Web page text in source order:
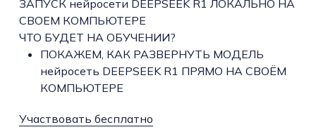
ЗАПУСК нейросети DEEPSEEK R1 ЛОКАЛЬНО НА
СВОЕМ КОМПЬЮТЕРЕ
ЧТО БУДЕТ НА ОБУЧЕНИИ?
ПОКАЖЕМ, КАК РАЗВЕРНУТЬ МОДЕЛЬ
нейросеть DEEPSEEK R1 ПРЯМО НА СВОЁМ
КОМПЬЮТЕРЕ
Участвовать бесплатно